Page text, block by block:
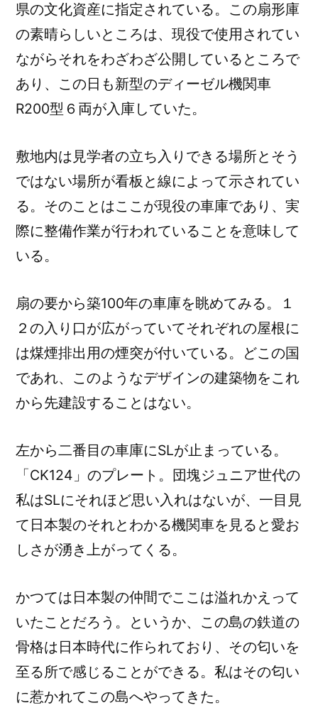
県の文化資産に指定されている。この扇形庫
の素晴らしいところは、現役で使用されてい
ながらそれをわざわざ公開しているところで
あり、この日も新型のディーゼル機関車
R200型６両が入庫していた。
敷地内は見学者の立ち入りできる場所とそう
ではない場所が看板と線によって示されてい
る。そのことはここが現役の車庫であり、実
際に整備作業が行われていることを意味して
いる。
扇の要から築100年の車庫を眺めてみる。１
２の入り口が広がっていてそれぞれの屋根に
は煤煙排出用の煙突が付いている。どこの国
であれ、このようなデザインの建築物をこれ
から先建設することはない。
左から二番目の車庫にSLが止まっている。
「CK124」のプレート。団塊ジュニア世代の
私はSLにそれほど思い入れはないが、一目見
て日本製のそれとわかる機関車を見ると愛お
しさが湧き上がってくる。
かつては日本製の仲間でここは溢れかえって
いたことだろう。というか、この島の鉄道の
骨格は日本時代に作られており、その匂いを
至る所で感じることができる。私はその匂い
に惹かれてこの島へやってきた。